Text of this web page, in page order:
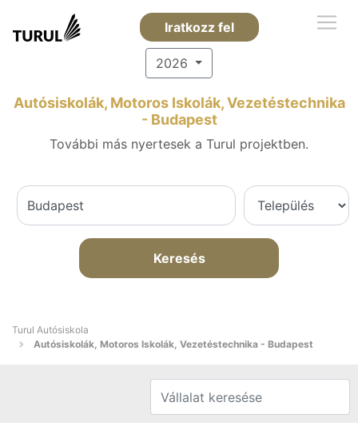
Iratkozz fel
2026
Autósiskolák, Motoros Iskolák, Vezetéstechnika
- Budapest
További más nyertesek a Turul projektben.
Keresés
Turul Autósiskola
Autósiskolák, Motoros Iskolák, Vezetéstechnika - Budapest